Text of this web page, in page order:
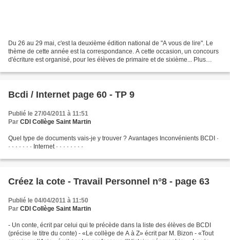
Du 26 au 29 mai, c'est la deuxième édition national de "A vous de lire". Le
thème de cette année est la correspondance. A cette occasion, un concours
d'écriture est organisé, pour les élèves de primaire et de sixième... Plus
Bcdi / Internet page 60 - TP 9
Publié le 27/04/2011 à 11:51
Par CDI Collège Saint Martin
Quel type de documents vais-je y trouver ? Avantages Inconvénients BCDI ·
· · · · · · · Internet · · · · · · · ·
Créez la cote - Travail Personnel n°8 - page 63
Publié le 04/04/2011 à 11:50
Par CDI Collège Saint Martin
- Un conte, écrit par celui qui te précède dans la liste des élèves de BCDI
(précise le titre du conte) - «Le collège de A à Z» écrit par M. Bizon - «Tout